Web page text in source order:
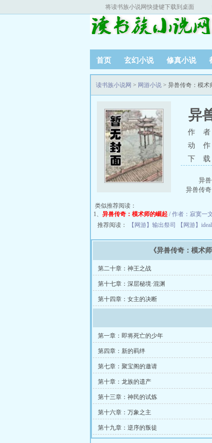
将读书族小说网快捷键下载到桌面
首页 玄幻小说 修真小说
读书族小说网 > 网游小说 > 异兽传奇：模术
异
作 者
动 作
下 载
异
异兽传
类似推荐阅读：
1、 异兽传奇：模术师的崛起 / 作者：寂寞一
推荐阅读：
【网游】输出祭司 【网游】
《异兽传奇：模术
第二十章：神王之战
第十七章：深层秘境·混渊
第十四章：女主的决断
第一章：即将死亡的少年
第四章：新的羁绊
第七章：聚宝阁的邀请
第十章：龙族的遗产
第十三章：神民的试炼
第十六章：万象之主
第十九章：逆序的叛徒